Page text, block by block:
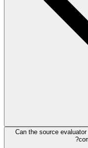
Can the source